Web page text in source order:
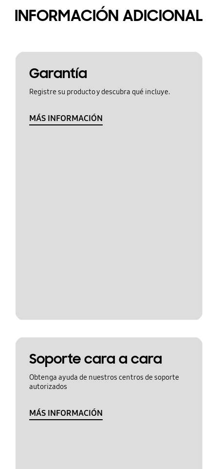
INFORMACIÓN ADICIONAL
Garantía
Registre su producto y descubra qué incluye.
MÁS INFORMACIÓN
Soporte cara a cara
Obtenga ayuda de nuestros centros de soporte
autorizados
MÁS INFORMACIÓN